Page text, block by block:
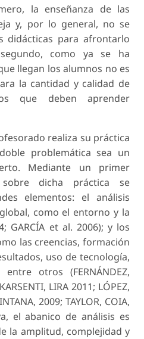
la enseñanza de las
y, por lo general, no se
didácticas para afrontarlo
segundo, como ya se ha
llegan los alumnos no es
la cantidad y calidad de
que deben aprender
realiza su práctica
problemática sea un
Mediante un primer
dicha práctica se
elementos: el análisis
como el entorno y la
GARCÍA et al. 2006); y los
las creencias, formación
uso de tecnología,
otros (FERNÁNDEZ,
LIRA 2011; LÓPEZ,
2009; TAYLOR, COIA,
el abanico de análisis es
la amplitud, complejidad y